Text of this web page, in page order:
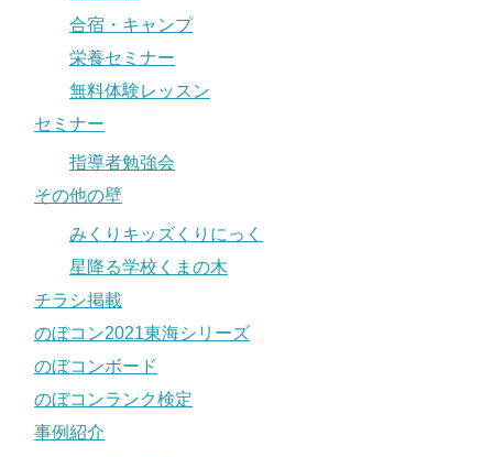
合宿・キャンプ
栄養セミナー
無料体験レッスン
セミナー
指導者勉強会
その他の壁
みくりキッズくりにっく
星降る学校くまの木
チラシ掲載
のぼコン2021東海シリーズ
のぼコンボード
のぼコンランク検定
事例紹介